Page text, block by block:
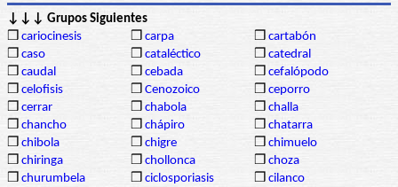
↓↓↓ Grupos Siguientes
❒ cariocinesis ❒ carpa ❒ cartabón
❒ caso ❒ cataléctico ❒ catedral
❒ caudal ❒ cebada ❒ cefalópodo
❒ celofisis ❒ Cenozoico ❒ ceporro
❒ cerrar ❒ chabola ❒ challa
❒ chancho ❒ chápiro ❒ chatarra
❒ chibola ❒ chigre ❒ chimuelo
❒ chiringa ❒ chollonca ❒ choza
❒ churumbela ❒ ciclosporiasis ❒ cilanco